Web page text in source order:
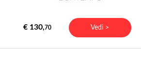
€ 130,70 Vedi >